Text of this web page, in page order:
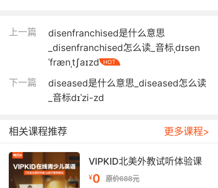
5. It's when the victim shoves a knife into
their own stomach, disemboweling himself.
死者把刀 自己肚子里 开膛破肚
6. Maybe it's one of those friendships that
ends after the disemboweling.
7. His throat was ripped out, and he was
disemboweled like the others.
他的喉咙被撕碎了 也和其他人一样被开膛破肚
上一篇
disenfranchised是什么意思
_disenfranchised怎么读_音标ˌdɪsen
ˈfrænˌtʃaɪzd
HOT
下一篇
diseased是什么意思_diseased怎么读
_音标dɪˈzi-zd
相关课程推荐 更多课程>
VIPKID北美外教试听体验课
¥0 原价688元